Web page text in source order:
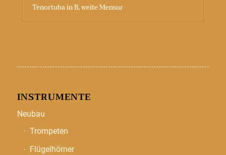
Tenortuba in B, weite Mensur
INSTRUMENTE
Neubau
Trompeten
Flügelhörner